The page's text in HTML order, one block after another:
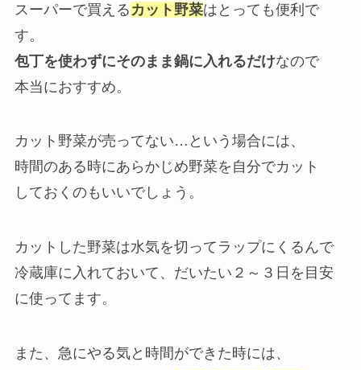
スーパーで買える カット野菜はとっても便利で
す。
包丁を使わずにそのまま鍋に入れるだけなので
本当におすすめ。
カット野菜が売ってない…という場合には、
時間のある時にあらかじめ野菜を自分でカット
しておくのもいいでしょう。
カットした野菜は水気を切ってラップにくるんで
冷蔵庫に入れておいて、だいたい２～３日を目安
に使ってます。
また、急にやる気と時間ができた時には、